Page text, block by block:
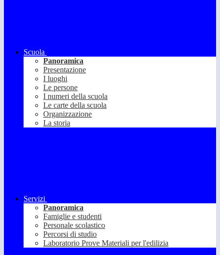
Scuola
Panoramica
Presentazione
I luoghi
Le persone
I numeri della scuola
Le carte della scuola
Organizzazione
La storia
Servizi
Panoramica
Famiglie e studenti
Personale scolastico
Percorsi di studio
Laboratorio Prove Materiali per l'edilizia